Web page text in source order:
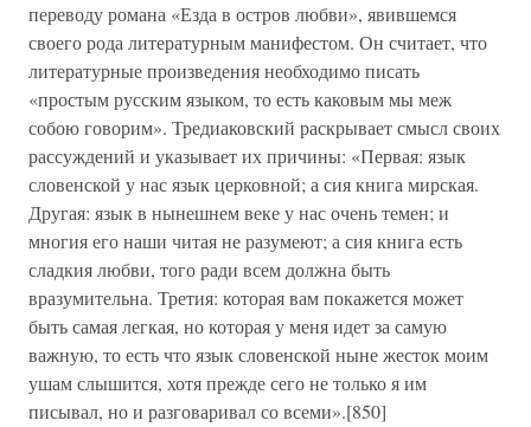
переводу романа «Езда в остров любви», явившемся
своего рода литературным манифестом. Он считает, что
литературные произведения необходимо писать
«простым русским языком, то есть каковым мы меж
собою говорим». Тредиаковский раскрывает смысл своих
рассуждений и указывает их причины: «Первая: язык
словенской у нас язык церковной; а сия книга мирская.
Другая: язык в нынешнем веке у нас очень темен; и
многия его наши читая не разумеют; а сия книга есть
сладкия любви, того ради всем должна быть
вразумительна. Третия: которая вам покажется может
быть самая легкая, но которая у меня идет за самую
важную, то есть что язык словенской ныне жесток моим
ушам слышится, хотя прежде сего не только я им
писывал, но и разговаривал со всеми».[850]